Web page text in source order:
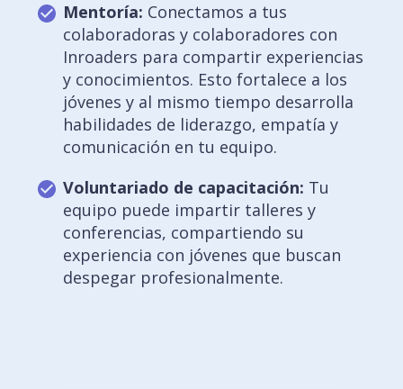
Mentoría: Conectamos a tus
colaboradoras y colaboradores con
Inroaders para compartir experiencias
y conocimientos. Esto fortalece a los
jóvenes y al mismo tiempo desarrolla
habilidades de liderazgo, empatía y
comunicación en tu equipo.
Voluntariado de capacitación: Tu
equipo puede impartir talleres y
conferencias, compartiendo su
experiencia con jóvenes que buscan
despegar profesionalmente.